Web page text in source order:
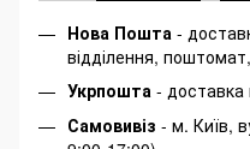
Нова Пошта -
відділення,
Укрпошта - доставка
Самовивіз - м. Київ,